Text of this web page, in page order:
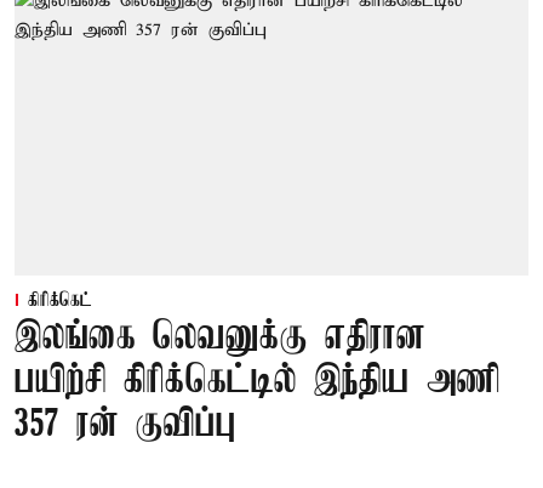
கிரிக்கெட்
இலங்கை லெவனுக்கு எதிரான
பயிற்சி கிரிக்கெட்டில் இந்திய அணி
357 ரன் குவிப்பு